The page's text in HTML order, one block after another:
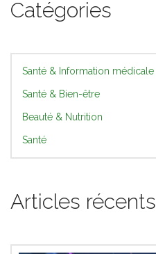
Catégories
Santé & Information médicale
Santé & Bien-être
Beauté & Nutrition
Santé
Articles récents